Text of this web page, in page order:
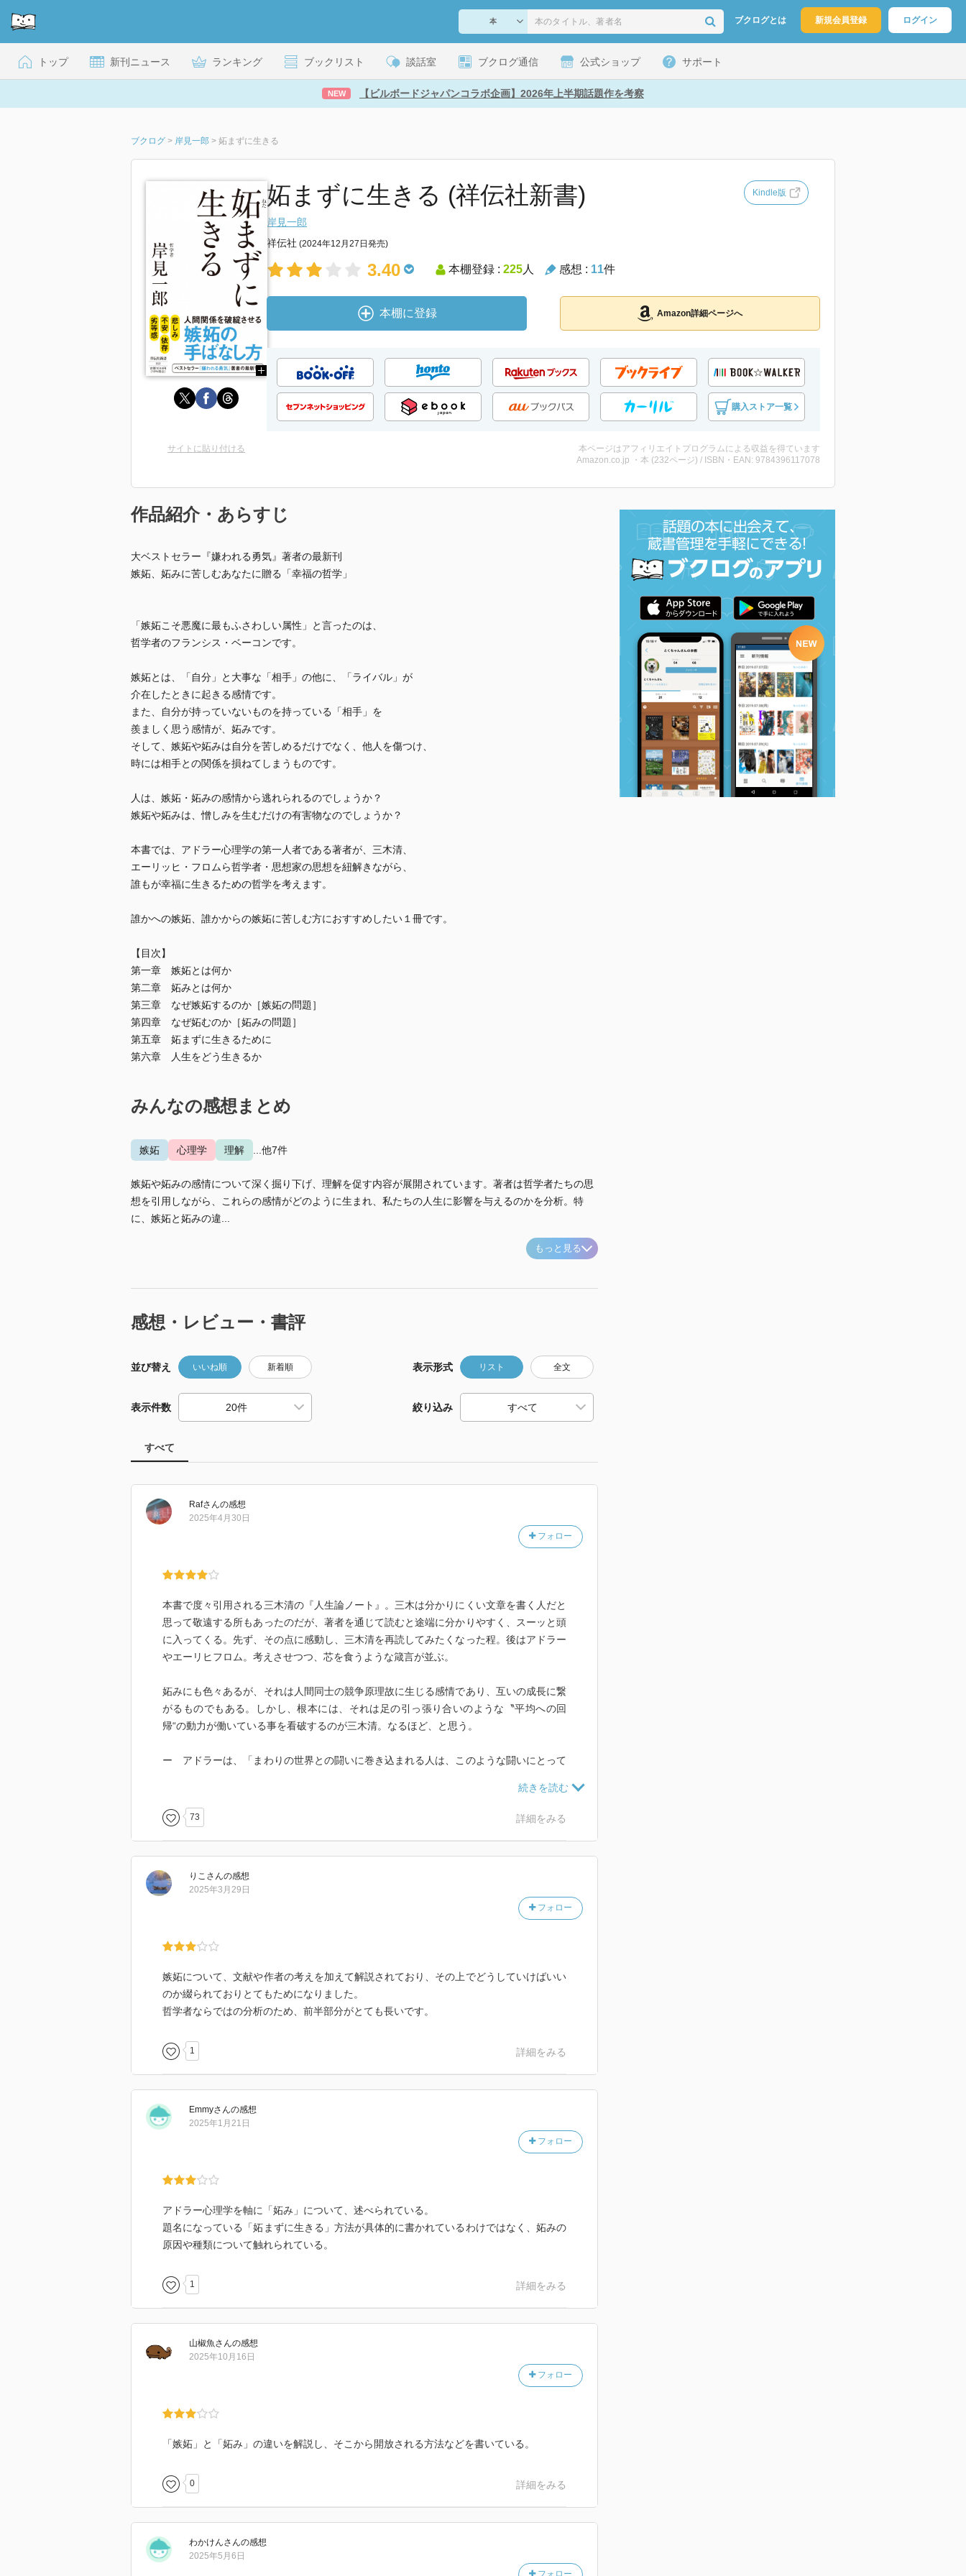
ブクログとは 新規会員登録 ログイン
トップ 新刊ニュース ランキング ブックリスト 談話室 ブクログ通信 公式ショップ サポート
NEW 【ビルボードジャパンコラボ企画】2026年上半期話題作を考察
ブクログ > 岸見一郎 > 妬まずに生きる
妬まずに生きる (祥伝社新書) Kindle版
岸見一郎
祥伝社 (2024年12月27日発売)
3.40 本棚登録 : 225人 感想 : 11件
本棚に登録 Amazon詳細ページへ
購入ストア一覧
サイトに貼り付ける
本ページはアフィリエイトプログラムによる収益を得ています
Amazon.co.jp ・本 (232ページ) / ISBN・EAN: 9784396117078
作品紹介・あらすじ
大ベストセラー『嫌われる勇気』著者の最新刊
嫉妬、妬みに苦しむあなたに贈る「幸福の哲学」
「嫉妬こそ悪魔に最もふさわしい属性」と言ったのは、
哲学者のフランシス・ベーコンです。
嫉妬とは、「自分」と大事な「相手」の他に、「ライバル」が
介在したときに起きる感情です。
また、自分が持っていないものを持っている「相手」を
羨ましく思う感情が、妬みです。
そして、嫉妬や妬みは自分を苦しめるだけでなく、他人を傷つけ、
時には相手との関係を損ねてしまうものです。
人は、嫉妬・妬みの感情から逃れられるのでしょうか？
嫉妬や妬みは、憎しみを生むだけの有害物なのでしょうか？
本書では、アドラー心理学の第一人者である著者が、三木清、
エーリッヒ・フロムら哲学者・思想家の思想を紐解きながら、
誰もが幸福に生きるための哲学を考えます。
誰かへの嫉妬、誰かからの嫉妬に苦しむ方におすすめしたい１冊です。
【目次】
第一章 嫉妬とは何か
第二章 妬みとは何か
第三章 なぜ嫉妬するのか［嫉妬の問題］
第四章 なぜ妬むのか［妬みの問題］
第五章 妬まずに生きるために
第六章 人生をどう生きるか
みんなの感想まとめ
嫉妬 心理学 理解 ...他7件
嫉妬や妬みの感情について深く掘り下げ、理解を促す内容が展開されています。著者は哲学者たちの思
想を引用しながら、これらの感情がどのように生まれ、私たちの人生に影響を与えるのかを分析。特
に、嫉妬と妬みの違...
もっと見る
感想・レビュー・書評
並び替え いいね順 新着順 表示形式 リスト 全文
表示件数 絞り込み
すべて
Rafさんの感想
フォロー
2025年4月30日
本書で度々引用される三木清の『人生論ノート』。三木は分かりにくい文章を書く人だと
思って敬遠する所もあったのだが、著者を通じて読むと途端に分かりやすく、スーッと頭
に入ってくる。先ず、その点に感動し、三木清を再読してみたくなった程。後はアドラー
やエーリヒフロム。考えさせつつ、芯を食うような箴言が並ぶ。
妬みにも色々あるが、それは人間同士の競争原理故に生じる感情であり、互いの成長に繋
がるものでもある。しかし、根本には、それは足の引っ張り合いのような〝平均への回
帰“の動力が働いている事を看破するのが三木清。なるほど、と思う。
ー アドラーは、「まわりの世界との闘いに巻き込まれる人は、このような闘いにとって
心、不信と並んであげています（前掲書）。この性格を、優秀でありたい、力で他者を支
配したい、また認められたいという目標を達成するために必要であると考えて獲得するの
です。
本質的には平均的なものに向かっているのである」（三木清「人生論ノート」）このよう
な一般的な属性、また量的な属性は比べることができます。嫉妬は平均的なものに向かう
というのは、皆が同じである、量的に同じであることを願うという意味です。そこで、誰
者を平均化しようとするのは、自分も他者と同じでありたいと願っているのであり、実は
ー 嫉妬は「量的なものの上に働く」のですが、仕事の価値は量的に測ることはできませ
ん。作家や編集者がベストセラーを出すことに汲々とするようなことです。何部売れたか
量的に測ることはできません。売れたからといって、その本が必ずしも良書であるとはい
に働く」というのは、妬む人は他の人の量的な成功を見て妬むのであり、仕事の質的な面
を見ていないということです。
競争原理は本能的に根付いたものだが、勝ち負けの基準は社会的な関係性や物語性による
アフォーダンスであり、量的に評価されるKPIである。つまり我々がそこに執着する感
情、妬みの本源もまた、共同幻想に過ぎないのだ。
73 詳細をみる
りこ さんの感想
フォロー
2025年3月29日
嫉妬について、文献や作者の考えを加えて解説されており、その上でどうしていけばいい
のか綴られておりとてもためになりました。
哲学者ならではの分析のため、前半部分がとても長いです。
1 詳細をみる
Emmyさんの感想
フォロー
2025年1月21日
アドラー心理学を軸に「妬み」について、述べられている。
題名になっている「妬まずに生きる」方法が具体的に書かれているわけではなく、妬みの
原因や種類について触れられている。
1 詳細をみる
山椒魚さんの感想
フォロー
2025年10月16日
「嫉妬」と「妬み」の違いを解説し、そこから開放される方法などを書いている。
0 詳細をみる
わかけんさんの感想
フォロー
2025年5月6日